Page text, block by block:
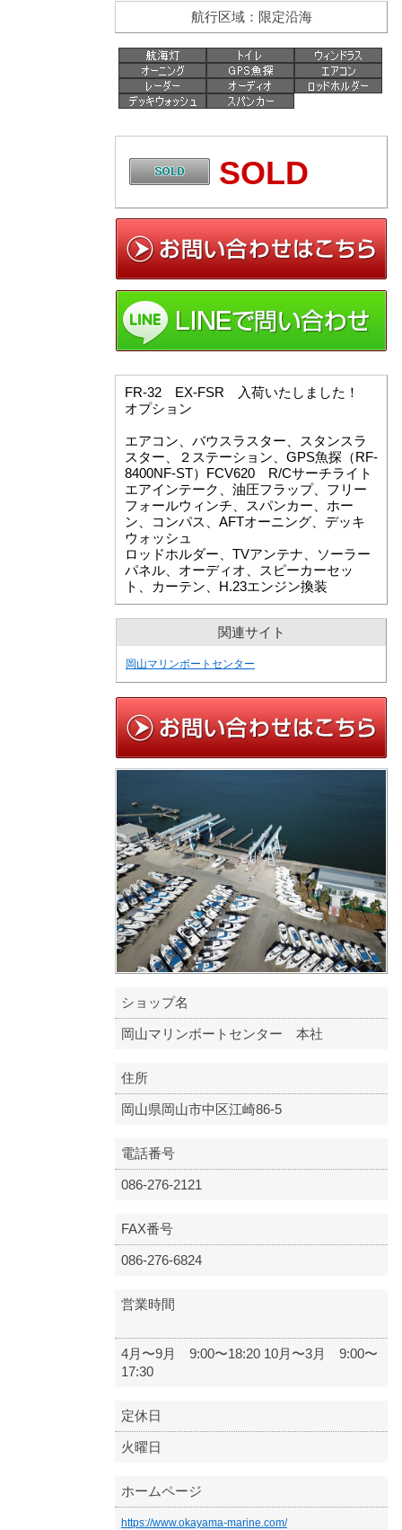
航行区域：限定沿海
SOLD
FR-32 EX-FSR 入荷いたしました！
オプション
エアコン、バウスラスター、スタンスラ
スター、２ステーション、GPS魚探（RF-
8400NF-ST）FCV620 R/Cサーチライト
エアインテーク、油圧フラップ、フリー
フォールウィンチ、スパンカー、ホー
ン、コンパス、AFTオーニング、デッキ
ウォッシュ
ロッドホルダー、TVアンテナ、ソーラー
パネル、オーディオ、スピーカーセッ
ト、カーテン、H.23エンジン換装
関連サイト
岡山マリンボートセンター
ショップ名
岡山マリンボートセンター 本社
住所
岡山県岡山市中区江崎86-5
電話番号
086-276-2121
FAX番号
086-276-6824
営業時間
4月〜9月 9:00〜18:20 10月〜3月 9:00〜
17:30
定休日
火曜日
ホームページ
https://www.okayama-marine.com/